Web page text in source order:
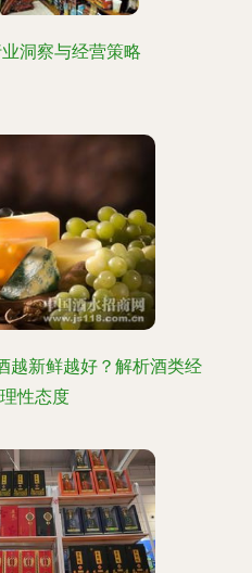
洞察与经营策略
越新鲜越好？解析酒类经
性态度